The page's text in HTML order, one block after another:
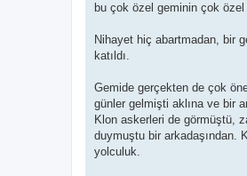
bu çok özel geminin çok özel
Nihayet hiç abartmadan, bir
katıldı.
Gemide gerçekten de çok
günler gelmişti aklına ve bir
Klon askerleri de görmüştü,
duymuştu bir arkadaşından.
yolculuk.